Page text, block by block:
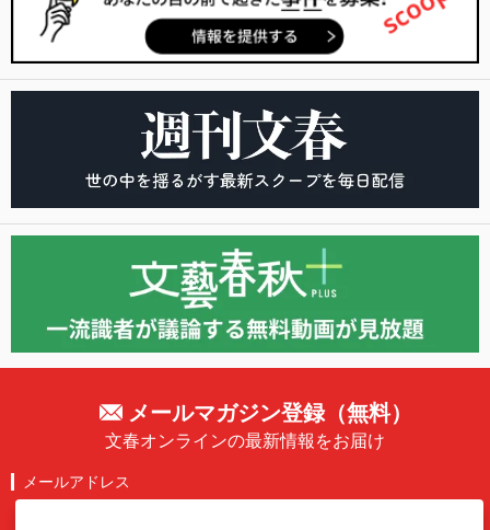
メールマガジン登録（無料）
文春オンラインの最新情報をお届け
メールアドレス